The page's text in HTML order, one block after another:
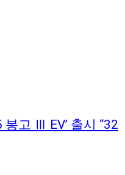
봉고 Ⅲ EV’ 출시 “32